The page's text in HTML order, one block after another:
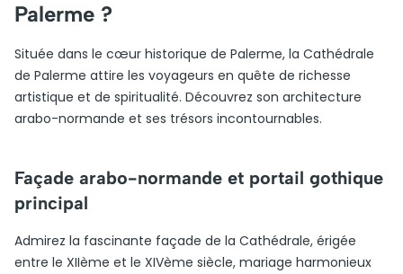
Palerme ?
Située dans le cœur historique de Palerme, la Cathédrale
de Palerme attire les voyageurs en quête de richesse
artistique et de spiritualité. Découvrez son architecture
arabo-normande et ses trésors incontournables.
Façade arabo-normande et portail gothique
principal
Admirez la fascinante façade de la Cathédrale, érigée
entre le XIIème et le XIVème siècle, mariage harmonieux